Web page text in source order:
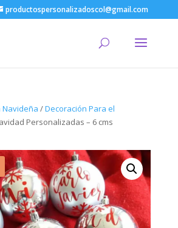
productospersonalizadoscol@gmail.com
Navideña /Decoración Para el
Personalizadas – 6 cms